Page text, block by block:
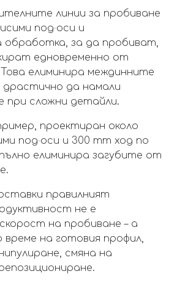
линии за пробиване
под‑оси и
обработка, за да пробиват,
едновременно от
елиминира междинните
драстично да намали
при сложни детайли.
проектиран около
под‑оси и 300 mm ход по
елиминира загубите от
правилният
не е
на пробиване – а
на готовия профил,
смяна на